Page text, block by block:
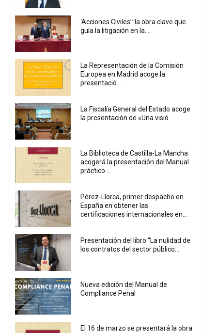
‘Acciones Civiles’: la obra clave que
guía la litigación en la...
La Representación de la Comisión
Europea en Madrid acoge la
presentació...
La Fiscalía General del Estado acoge
la presentación de «Una visió...
La Biblioteca de Castilla-La Mancha
acogerá la presentación del Manual
práctico...
Pérez-Llorca, primer despacho en
España en obtener las
certificaciones internacionales en...
Presentación del libro “La nulidad de
los contratos del sector público...
Nueva edición del Manual de
Compliance Penal
El 16 de marzo se presentará la obra